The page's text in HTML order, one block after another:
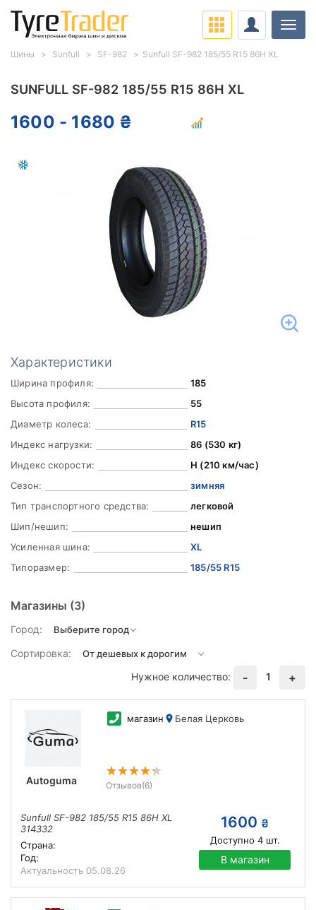
SUNFULL SF-982 185/55 R15 86H XL
1600 - 1680 ₴
Характеристики
Ширина профиля:
185
Высота профиля:
55
Диаметр колеса:
R15
Индекс нагрузки:
86 (530 кг)
Индекс скорости:
H (210 км/час)
Сезон:
зимняя
Тип транспортного средства:
легковой
Шип/нешип:
нешип
Усиленная шина:
XL
Типоразмер:
185/55 R15
Магазины (3)
Город:
Сортировка:
Нужное количество:
- 1 +
Autoguma
магазин Белая Церковь
Отзывов(6)
Sunfull SF-982 185/55 R15 86H XL
314332
Страна:
Год:
Актуальность 05.08.26
1600 ₴
Доступно 4шт.
В магазин
Шины Sunfull SF-982 Sunfull SF-982 185/55 R15 86H XL